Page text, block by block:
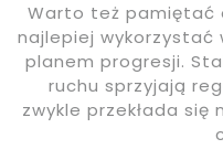
Warto też pamiętać
najlepiej wykorzystać
planem progresji.
ruchu sprzyjają
zwykle przekłada się